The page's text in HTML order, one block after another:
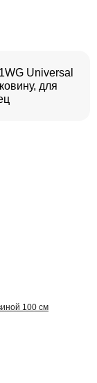
Universal
для
100 см